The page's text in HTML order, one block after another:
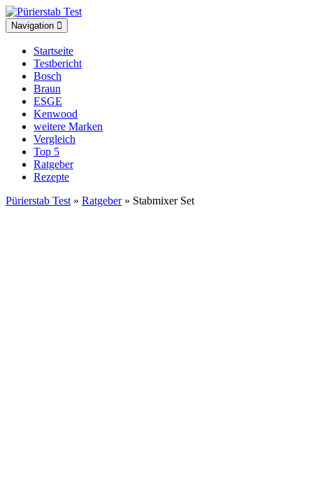
Toggle
navigation
Navigation
Startseite
Testbericht
Bosch
Braun
ESGE
Kenwood
weitere Marken
Vergleich
Top 5
Ratgeber
Rezepte
Pürierstab Test » Ratgeber» Stabmixer Set